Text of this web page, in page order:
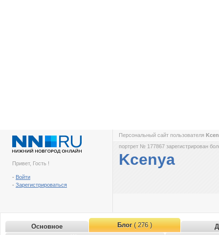
Привет, Гость !
- Войти
- Зарегистрироваться
Персональный сайт пользователя
портрет № 177867 зарегистрирован
Kcenya
Основное Блог( 276 )